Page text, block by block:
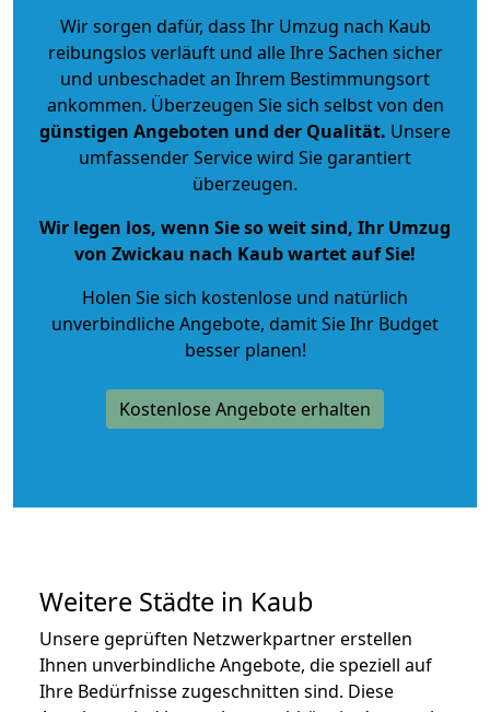
Wir sorgen dafür, dass Ihr Umzug nach Kaub
reibungslos verläuft und alle Ihre Sachen sicher
und unbeschadet an Ihrem Bestimmungsort
ankommen. Überzeugen Sie sich selbst von den
günstigen Angeboten und der Qualität. Unsere
umfassender Service wird Sie garantiert
überzeugen.
Wir legen los, wenn Sie so weit sind, Ihr Umzug
von Zwickau nach Kaub wartet auf Sie!
Holen Sie sich kostenlose und natürlich
unverbindliche Angebote, damit Sie Ihr Budget
besser planen!
Kostenlose Angebote erhalten
Weitere Städte in Kaub
Unsere geprüften Netzwerkpartner erstellen
Ihnen unverbindliche Angebote, die speziell auf
Ihre Bedürfnisse zugeschnitten sind. Diese